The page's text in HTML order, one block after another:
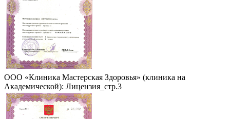
ООО «Клиника Мастерская Здоровья» (клиника на
Академической): Лицензия_стр.3